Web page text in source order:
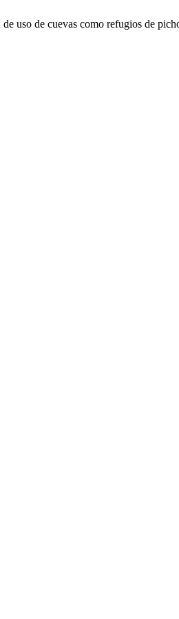
uso de cuevas como refugios de